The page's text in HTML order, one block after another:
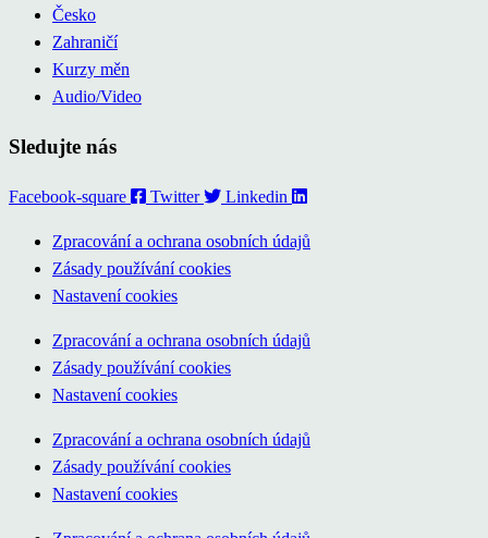
Česko
Zahraničí
Kurzy měn
Audio/Video
Sledujte nás
Facebook-square Twitter Linkedin
Zpracování a ochrana osobních údajů
Zásady používání cookies
Nastavení cookies
Zpracování a ochrana osobních údajů
Zásady používání cookies
Nastavení cookies
Zpracování a ochrana osobních údajů
Zásady používání cookies
Nastavení cookies